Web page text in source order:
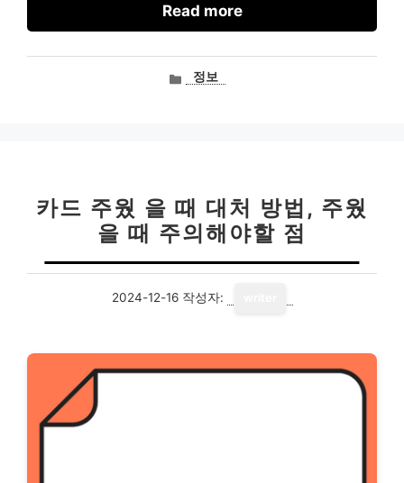
Read more
카정보
카드 주웠 을 때 대처 방법, 주웠
을 때 주의해야할 점
2024-12-16 작성자: